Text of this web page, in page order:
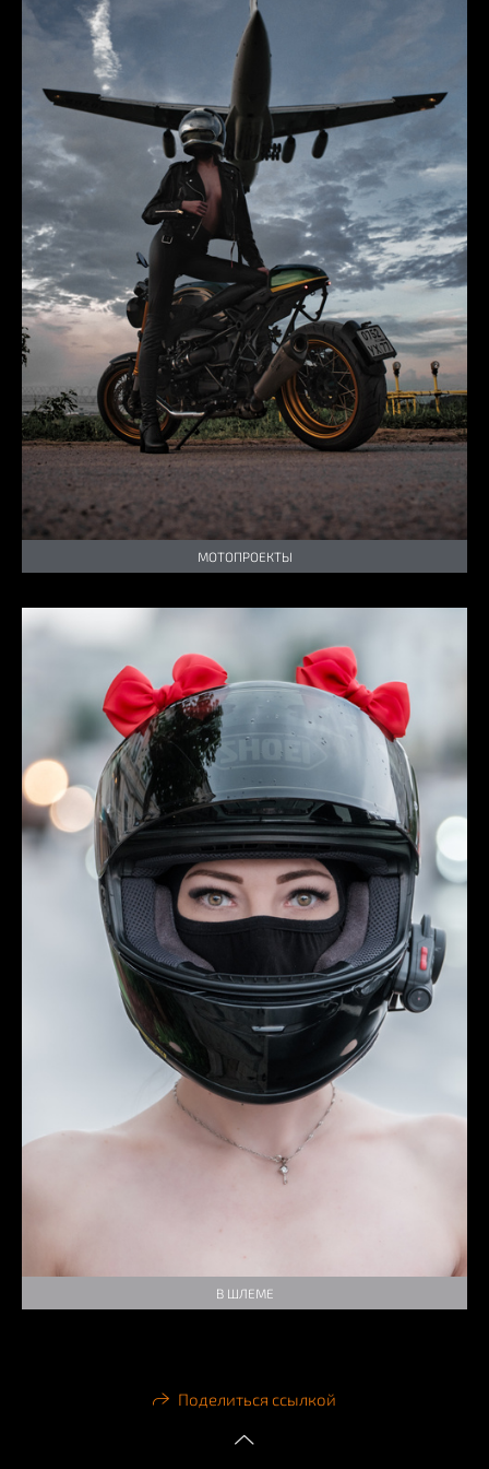
МОТОПРОЕКТЫ
В ШЛЕМЕ
Поделиться ссылкой